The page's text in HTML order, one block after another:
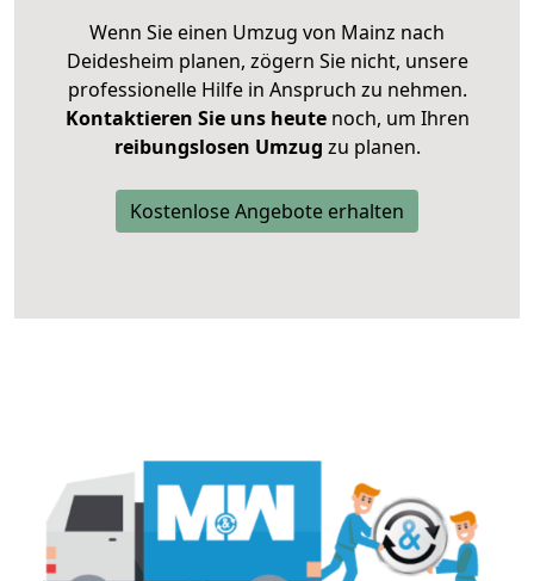
Wenn Sie einen Umzug von Mainz nach
Deidesheim planen, zögern Sie nicht, unsere
professionelle Hilfe in Anspruch zu nehmen.
Kontaktieren Sie uns heutenoch, um Ihren
reibungslosen Umzug zu planen.
Kostenlose Angebote erhalten